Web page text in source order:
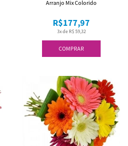
COMPRAR
3x de R$ 59,32
R$177,97
Arranjo Mix Colorido